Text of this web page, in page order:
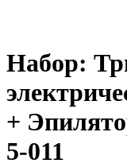
Набор:
+
5-011